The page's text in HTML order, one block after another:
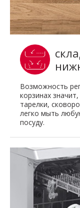
Возможность
корзинах
тарелки,
легко мыть
посуду.